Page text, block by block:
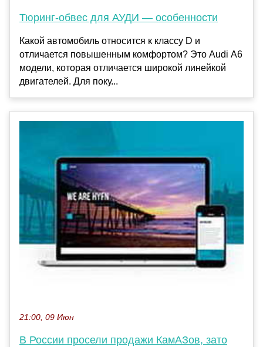
Тюринг-обвес для АУДИ — особенности
Какой автомобиль относится к классу D и
отличается повышенным комфортом? Это Audi А6
модели, которая отличается широкой линейкой
двигателей. Для поку...
21:00, 09 Июн
В России просели продажи КамАЗов, зато